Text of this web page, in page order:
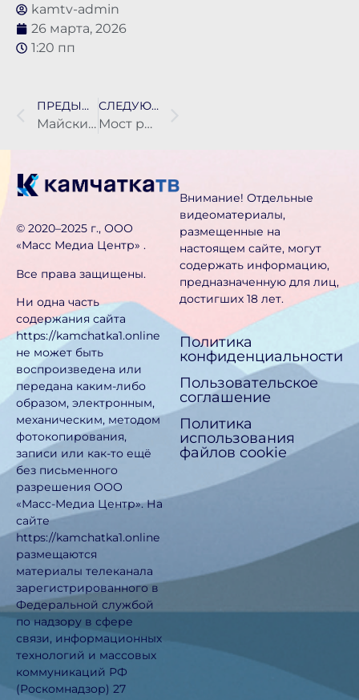
kamtv-admin
26 марта, 2026
1:20 пп
ПРЕДЫДУЩАЯ НОВОСТЬ
Майские праздники будут самыми короткими за восемь лет
СЛЕДУЮЩАЯ НОВОСТЬ
Мост рухнул на реке Карымшина
©️ 2020–2025 г., ООО
«Масс Медиа Центр» .
Все права защищены.
Ни одна часть
содержания сайта
https://kamchatka1.online
не может быть
воспроизведена или
передана каким-либо
образом, электронным,
механическим, методом
фотокопирования,
записи или как-то ещё
без письменного
разрешения ООО
«Масс-Медиа Центр». На
сайте
https://kamchatka1.online
размещаются
материалы телеканала
зарегистрированного в
Федеральной службой
по надзору в сфере
связи, информационных
технологий и массовых
коммуникаций РФ
(Роскомнадзор) 27
Внимание! Отдельные
видеоматериалы,
размещенные на
настоящем сайте, могут
содержать информацию,
предназначен­ную для лиц,
достигших 18 лет.
Политика
конфиденциальности
Пользовательское
соглашение
Политика
использования
файлов cookie